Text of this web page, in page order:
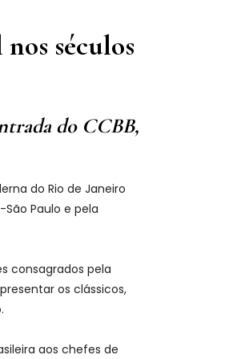
séculos
do CCBB,
do Rio de Janeiro
Paulo e pela
consagrados pela
os clássicos,
aos chefes de